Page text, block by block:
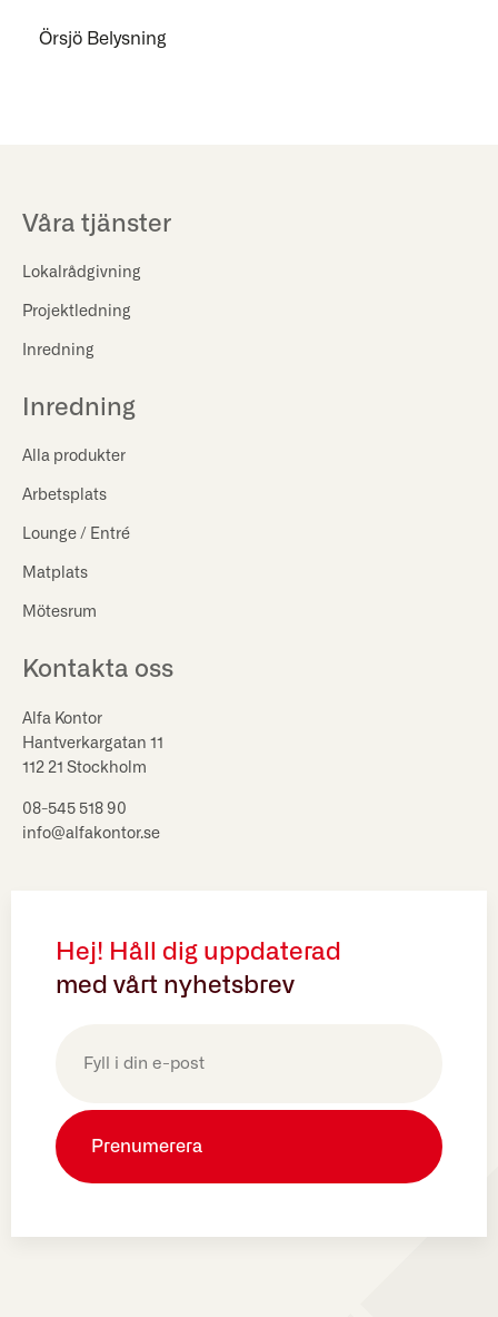
Örsjö Belysning
Våra tjänster
Lokalrådgivning
Projektledning
Inredning
Inredning
Alla produkter
Arbetsplats
Lounge / Entré
Matplats
Mötesrum
Kontakta oss
Alfa Kontor
Hantverkargatan 11
112 21 Stockholm
08-545 518 90
info@alfakontor.se
Hej! Håll dig uppdaterad
med vårt nyhetsbrev
(Obligatoriskt)